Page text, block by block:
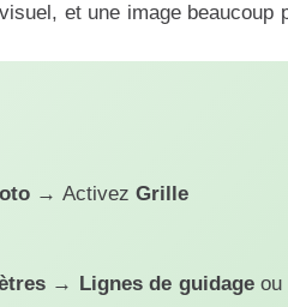
et une image beaucoup
→ Activez Grille
→ Lignes de guidageou